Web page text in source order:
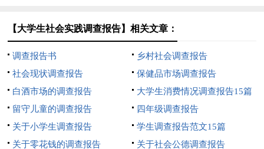
【大学生社会实践调查报告】相关文章：
调查报告书
乡村社会调查报告
社会现状调查报告
保健品市场调查报告
白酒市场的调查报告
大学生消费情况调查报告15篇
留守儿童的调查报告
四年级调查报告
关于小学生调查报告
学生调查报告范文15篇
关于零花钱的调查报告
关于社会公德调查报告